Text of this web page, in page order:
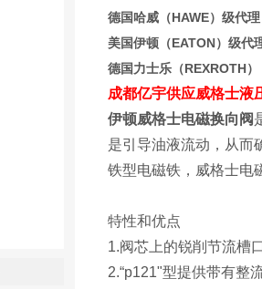
德国哈威（HAWE）级
美国伊顿（EATON）级
德国力士乐（
成都亿宇供应威格士液
伊顿威格士电磁换向阀
是引导油液流动，从而
铁型电磁铁，威格士电
特性和优点
1.阀芯上的锐削节流槽
2.“p121"型提供带有整